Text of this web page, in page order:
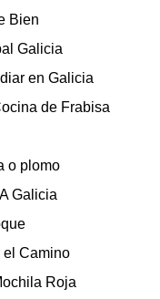
Bien
Galicia
en Galicia
de Frabisa
o plomo
Galicia
el Camino
Roja